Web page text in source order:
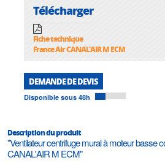
Télécharger
Fiche technique
France Air CANAL'AIR M ECM
DEMANDE DE DEVIS
Disponible sous 48h
Description du produit
"Ventilateur centrifuge mural à moteur basse
CANAL'AIR M ECM"